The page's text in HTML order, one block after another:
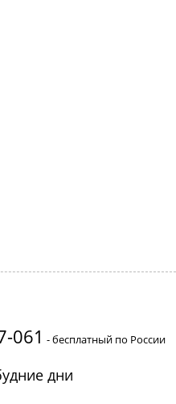
061 - бесплатный по России
дни